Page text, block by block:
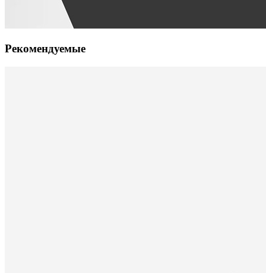
Рекомендуемые